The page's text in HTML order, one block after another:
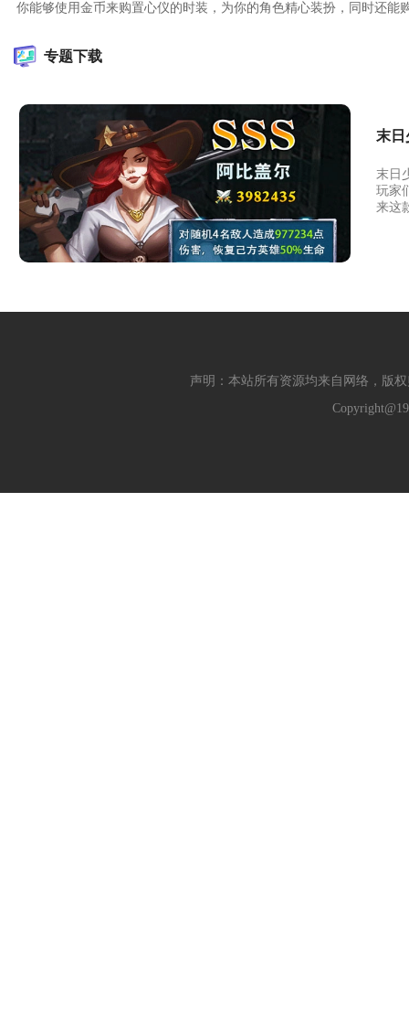
你能够使用金币来购置心仪的时装，为你的角色精心装扮，同时还能
专题下载
末日
末日
玩家
来这
声明：本站所有资源均来自网络，版